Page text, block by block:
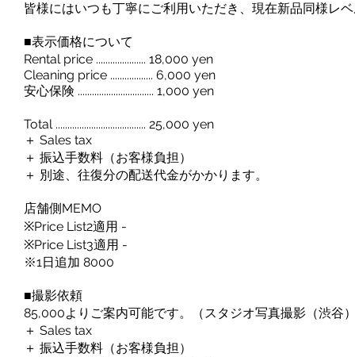
皆様にはいつも丁寧にご利用いただき、現在新品同様レ
■表示価格について
Rental price ..................... 18,000 yen
Cleaning price .................. 6,000 yen
安心保険 ................................ 1,000 yen
Total ...................................... 25,000 yen
＋ Sales tax
＋ 振込手数料（お客様負担）
＋ 別途、往復分の配送代金がかかります。
店舗側MEMO
※Price List2適用 -
※Price List3適用 -
※1日追加 8000
■撮影依頼
85,000よりご案内可能です。（スタジオ写真撮影（渋谷
＋ Sales tax
＋ 振込手数料（お客様負担）